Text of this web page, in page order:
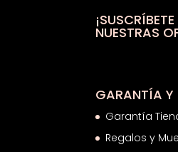
NUESTRAS
GARANTÍA Y
Garantía
Regalos y